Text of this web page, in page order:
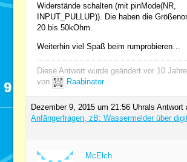
Widerstände schalten (mit pinMode(NR,
INPUT_PULLUP)). Die haben die
20 bis 50kOhm.
Weiterhin viel Spaß beim rumprobieren…
Diese Antwort wurde geändert vor 10
von
Raabinator.
Dezember 9, 2015 um 21:56 Uhrals Antwort
Anfängerfragen, zB: Wassermelder über
McElch